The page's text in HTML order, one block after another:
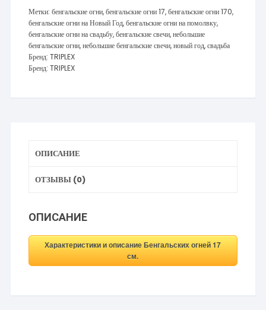
Метки:бенгальские огни,бенгальские огни 17,бенгальские огни 170,
бенгальские огни на Новый Год,бенгальские огни на помолвку,
бенгальские огни на свадьбу,бенгальские свечи,небольшие
бенгальские огни,небольшие бенгальские свечи,новый год,свадьба
Бренд:TRIPLEX
Бренд:TRIPLEX
ОПИСАНИЕ
ОТЗЫВЫ (0)
ОПИСАНИЕ
Характеристики и описание Бенгальских огней 17
см.